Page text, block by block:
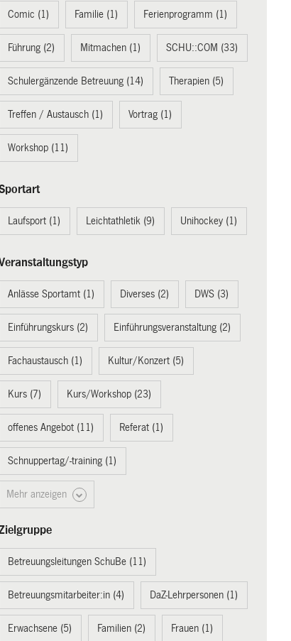
Comic (1) Familie (1) Ferienprogramm (1)
Führung (2) Mitmachen (1) SCHU::COM (33)
Schulergänzende Betreuung (14) Therapien (5)
Treffen / Austausch (1) Vortrag (1)
Workshop (11)
Laufsport (1) Leichtathletik (9) Unihockey (1)
Anlässe Sportamt (1) Diverses (2) DWS (3)
Einführungskurs (2) Einführungsveranstaltung (2)
Fachaustausch (1) Kultur/Konzert (5)
Kurs (7) Kurs/Workshop (23)
offenes Angebot (11) Referat (1)
Schnuppertag/-training (1)
Mehr anzeigen
Betreuungsleitungen SchuBe (11)
Betreuungsmitarbeiter:in (4) DaZ-Lehrpersonen (1)
Erwachsene (5) Familien (2) Frauen (1)